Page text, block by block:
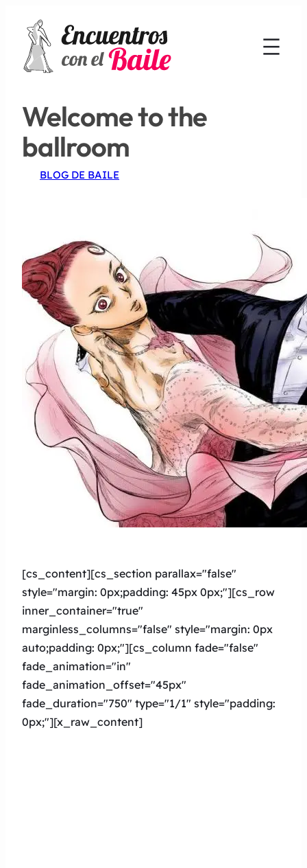
Welcome to the
ballroom
BLOG DE BAILE
[cs_content][cs_section parallax="false"
style="margin: 0px;padding: 45px 0px;"][cs_row
inner_container="true"
marginless_columns="false" style="margin: 0px
auto;padding: 0px;"][cs_column fade="false"
fade_animation="in"
fade_animation_offset="45px"
fade_duration="750″ type="1/1″ style="padding:
0px;"][x_raw_content]